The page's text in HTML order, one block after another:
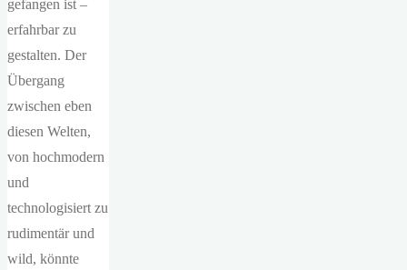
gefangen ist –
erfahrbar zu
gestalten. Der
Übergang
zwischen eben
diesen Welten,
von hochmodern
und
technologisiert zu
rudimentär und
wild, könnte